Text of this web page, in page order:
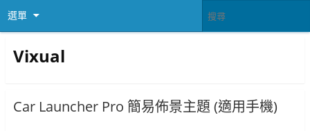
選單
Vixual
Car Launcher Pro 簡易佈景主題 (適用手機)